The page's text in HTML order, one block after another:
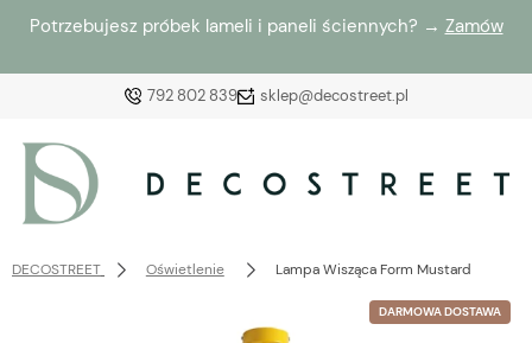
Potrzebujesz próbek lameli i paneli ściennych? → Zamów
792 802 839 sklep@decostreet.pl
Załóż konto
DECOSTREET Oświetlenie Lampa Wisząca Form Mustard
DARMOWA DOSTAWA